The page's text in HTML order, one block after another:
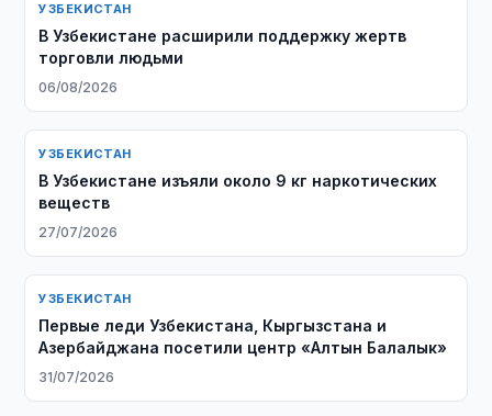
УЗБЕКИСТАН
В Узбекистане расширили поддержку жертв
торговли людьми
06/08/2026
УЗБЕКИСТАН
В Узбекистане изъяли около 9 кг наркотических
веществ
27/07/2026
УЗБЕКИСТАН
Первые леди Узбекистана, Кыргызстана и
Азербайджана посетили центр «Алтын Балалык»
31/07/2026